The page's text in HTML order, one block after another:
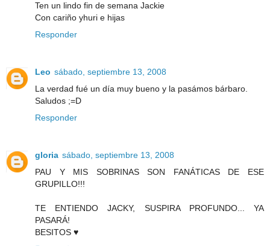
Ten un lindo fin de semana Jackie
Con cariño yhuri e hijas
Responder
Leo sábado, septiembre 13, 2008
La verdad fué un día muy bueno y la pasámos bárbaro.
Saludos ;=D
Responder
gloria sábado, septiembre 13, 2008
PAU Y MIS SOBRINAS SON FANÁTICAS DE ESE
GRUPILLO!!!
TE ENTIENDO JACKY, SUSPIRA PROFUNDO... YA
PASARÁ!
BESITOS ♥